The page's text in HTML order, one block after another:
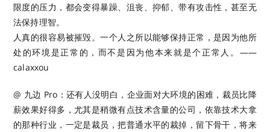
限度的压力，都会变得暴躁、沮丧、抑郁、带有攻击性，甚至无
法保持理智。
人真的很容易被摧毁。一个人之所以能够保持正常，是因为他所
处的环境是正常的，而不是因为他本来就是个正常人。——
calaxxou ​​​
@ 九边 Pro：还有人没明白，企业面对大环境的困难，裁员比降
薪效果好得多，尤其是稍微有点技术含量的公司，依靠技术大拿
的那种行业，一定是裁员，把普通水平的裁掉，留下骨干，将来